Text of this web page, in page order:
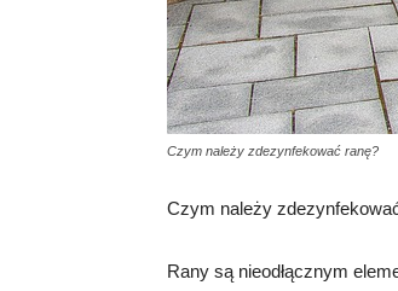
Czym należy zdezynfekować ranę?
Czym należy
Rany są nieodłącznym